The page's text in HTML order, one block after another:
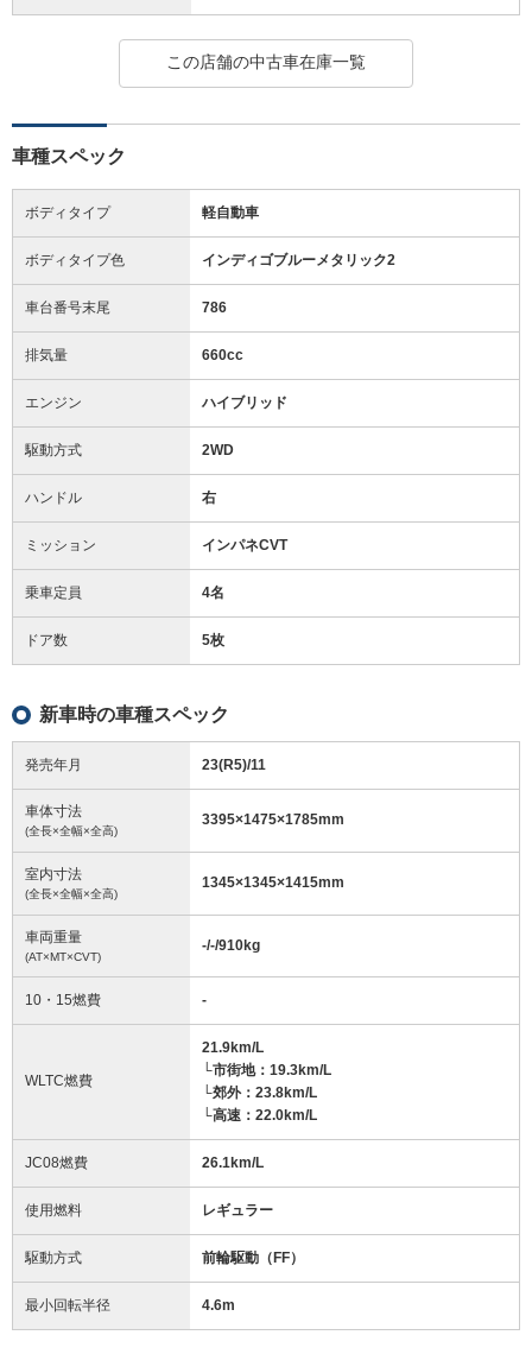
この店舗の中古車在庫一覧
車種スペック
ボディタイプ 軽自動車
ボディタイプ色 インディゴブルーメタリック2
車台番号末尾 786
排気量 660cc
エンジン ハイブリッド
駆動方式 2WD
ハンドル 右
ミッション インパネCVT
乗車定員 4名
ドア数 5枚
新車時の車種スペック
発売年月 23(R5)/11
車体寸法
(全長×全幅×全高)
3395×1475×1785mm
室内寸法
(全長×全幅×全高)
1345×1345×1415mm
車両重量
(AT×MT×CVT)
-/-/910kg
10・15燃費 -
WLTC燃費
21.9km/L
└市街地：19.3km/L
└郊外：23.8km/L
└高速：22.0km/L
JC08燃費 26.1km/L
使用燃料 レギュラー
駆動方式 前輪駆動（FF）
最小回転半径 4.6m